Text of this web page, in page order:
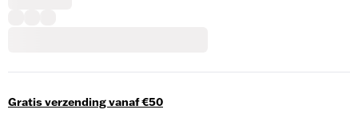
Gratis verzending vanaf €50